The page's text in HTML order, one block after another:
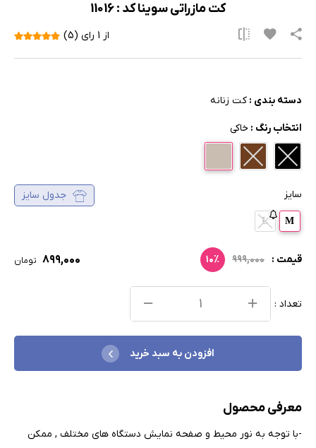
کت مازراتی سوینا کد : 11016
از 1 رای (5)
دسته بندی : کت زنانه
انتخاب رنگ : خاکی
سایز جدول سایز
M
L
قیمت : ۹۹۹,۰۰۰ ۱۰٪ ۸۹۹,۰۰۰ تومان
تعداد :
افزودن به سبد خرید
معرفی محصول
-با توجه به نور محیط و صفحه نمایش دستگاه های مختلف , ممکن